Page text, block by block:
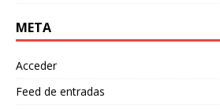
META
Acceder
Feed de entradas